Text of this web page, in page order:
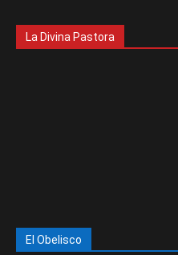
La Divina Pastora
El Obelisco